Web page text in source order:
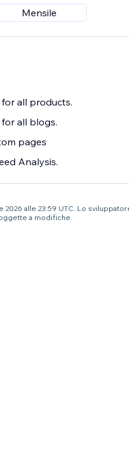
Mensile
for all products.
all blogs.
pages
Analysis.
2026 alle 23:59 UTC. Lo
a modifiche.